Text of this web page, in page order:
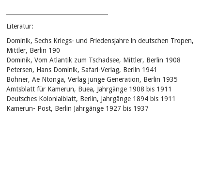
Literatur:
Dominik, Sechs Kriegs- und Friedensjahre in deutschen Tropen,
Mittler, Berlin 190
Dominik, Vom Atlantik zum Tschadsee, Mittler, Berlin 1908
Petersen, Hans Dominik, Safari-Verlag, Berlin 1941
Bohner, Ae Ntonga, Verlag junge Generation, Berlin 1935
Amtsblatt für Kamerun, Buea, Jahrgänge 1908 bis 1911
Deutsches Kolonialblatt, Berlin, Jahrgänge 1894 bis 1911
Kamerun- Post, Berlin Jahrgänge 1927 bis 1937